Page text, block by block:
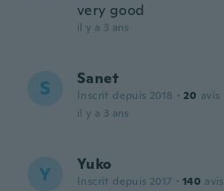
very good
il y a 3 ans
S Sanet
Inscrit depuis 2018 · 20 avis
il y a 3 ans
Y Yuko
Inscrit depuis 2017 · 140 avis